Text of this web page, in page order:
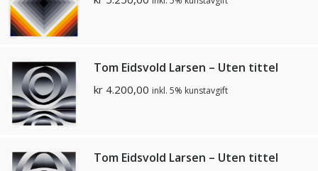
Tom Eidsvold Larsen – Uten tittel
kr 4.200,00 inkl. 5% kunstavgift
Tom Eidsvold Larsen – Uten tittel